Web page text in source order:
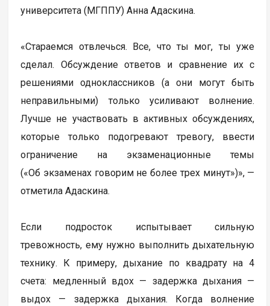
университета (МГППУ) Анна Адаскина.
«Стараемся отвлечься. Все, что ты мог, ты уже
сделал. Обсуждение ответов и сравнение их с
решениями одноклассников (а они могут быть
неправильными) только усиливают волнение.
Лучше не участвовать в активных обсуждениях,
которые только подогревают тревогу, ввести
ограничение на экзаменационные темы
(«Об экзаменах говорим не более трех минут»)», —
отметила Адаскина.
Если подросток испытывает сильную
тревожность, ему нужно выполнить дыхательную
технику. К примеру, дыхание по квадрату на 4
счета: медленный вдох — задержка дыхания —
выдох — задержка дыхания. Когда волнение